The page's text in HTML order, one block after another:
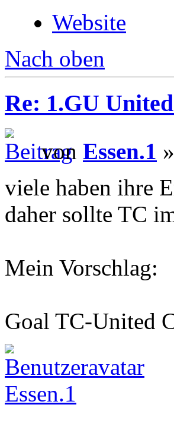
Website
Nach oben
Re: 1.GU
von Essen.1
viele haben ihre
daher sollte TC
Mein Vorschlag:
Goal TC-United
Essen.1